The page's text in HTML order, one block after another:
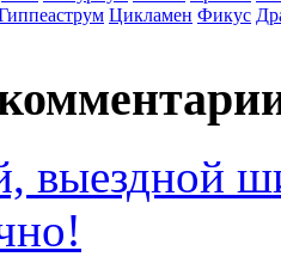
Цикламен Фикус
выездной